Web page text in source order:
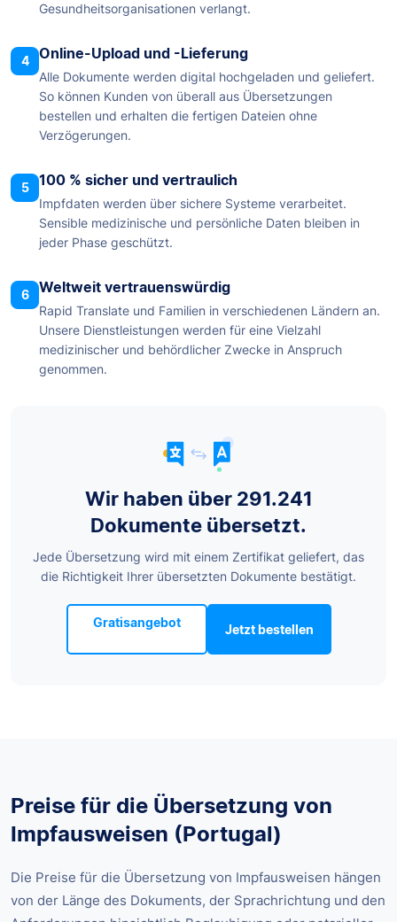
Gesundheitsorganisationen verlangt.
4 Online-Upload und -Lieferung
Alle Dokumente werden digital hochgeladen und geliefert.
So können Kunden von überall aus Übersetzungen
bestellen und erhalten die fertigen Dateien ohne
Verzögerungen.
5 100 % sicher und vertraulich
Impfdaten werden über sichere Systeme verarbeitet.
Sensible medizinische und persönliche Daten bleiben in
jeder Phase geschützt.
6 Weltweit vertrauenswürdig
Rapid Translate und Familien in verschiedenen Ländern an.
Unsere Dienstleistungen werden für eine Vielzahl
medizinischer und behördlicher Zwecke in Anspruch
genommen.
Wir haben über 291.241
Dokumente übersetzt.
Jede Übersetzung wird mit einem Zertifikat geliefert, das
die Richtigkeit Ihrer übersetzten Dokumente bestätigt.
Gratisangebot Jetzt bestellen
Preise für die Übersetzung von
Impfausweisen (Portugal)
Die Preise für die Übersetzung von Impfausweisen hängen
von der Länge des Dokuments, der Sprachrichtung und den